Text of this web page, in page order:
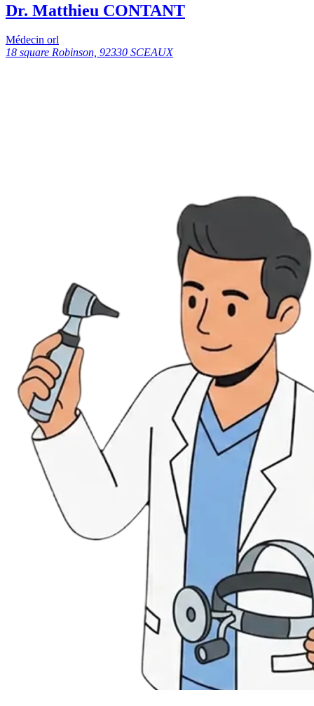
Dr. Matthieu CONTANT
Médecin orl
18 square Robinson, 92330 SCEAUX